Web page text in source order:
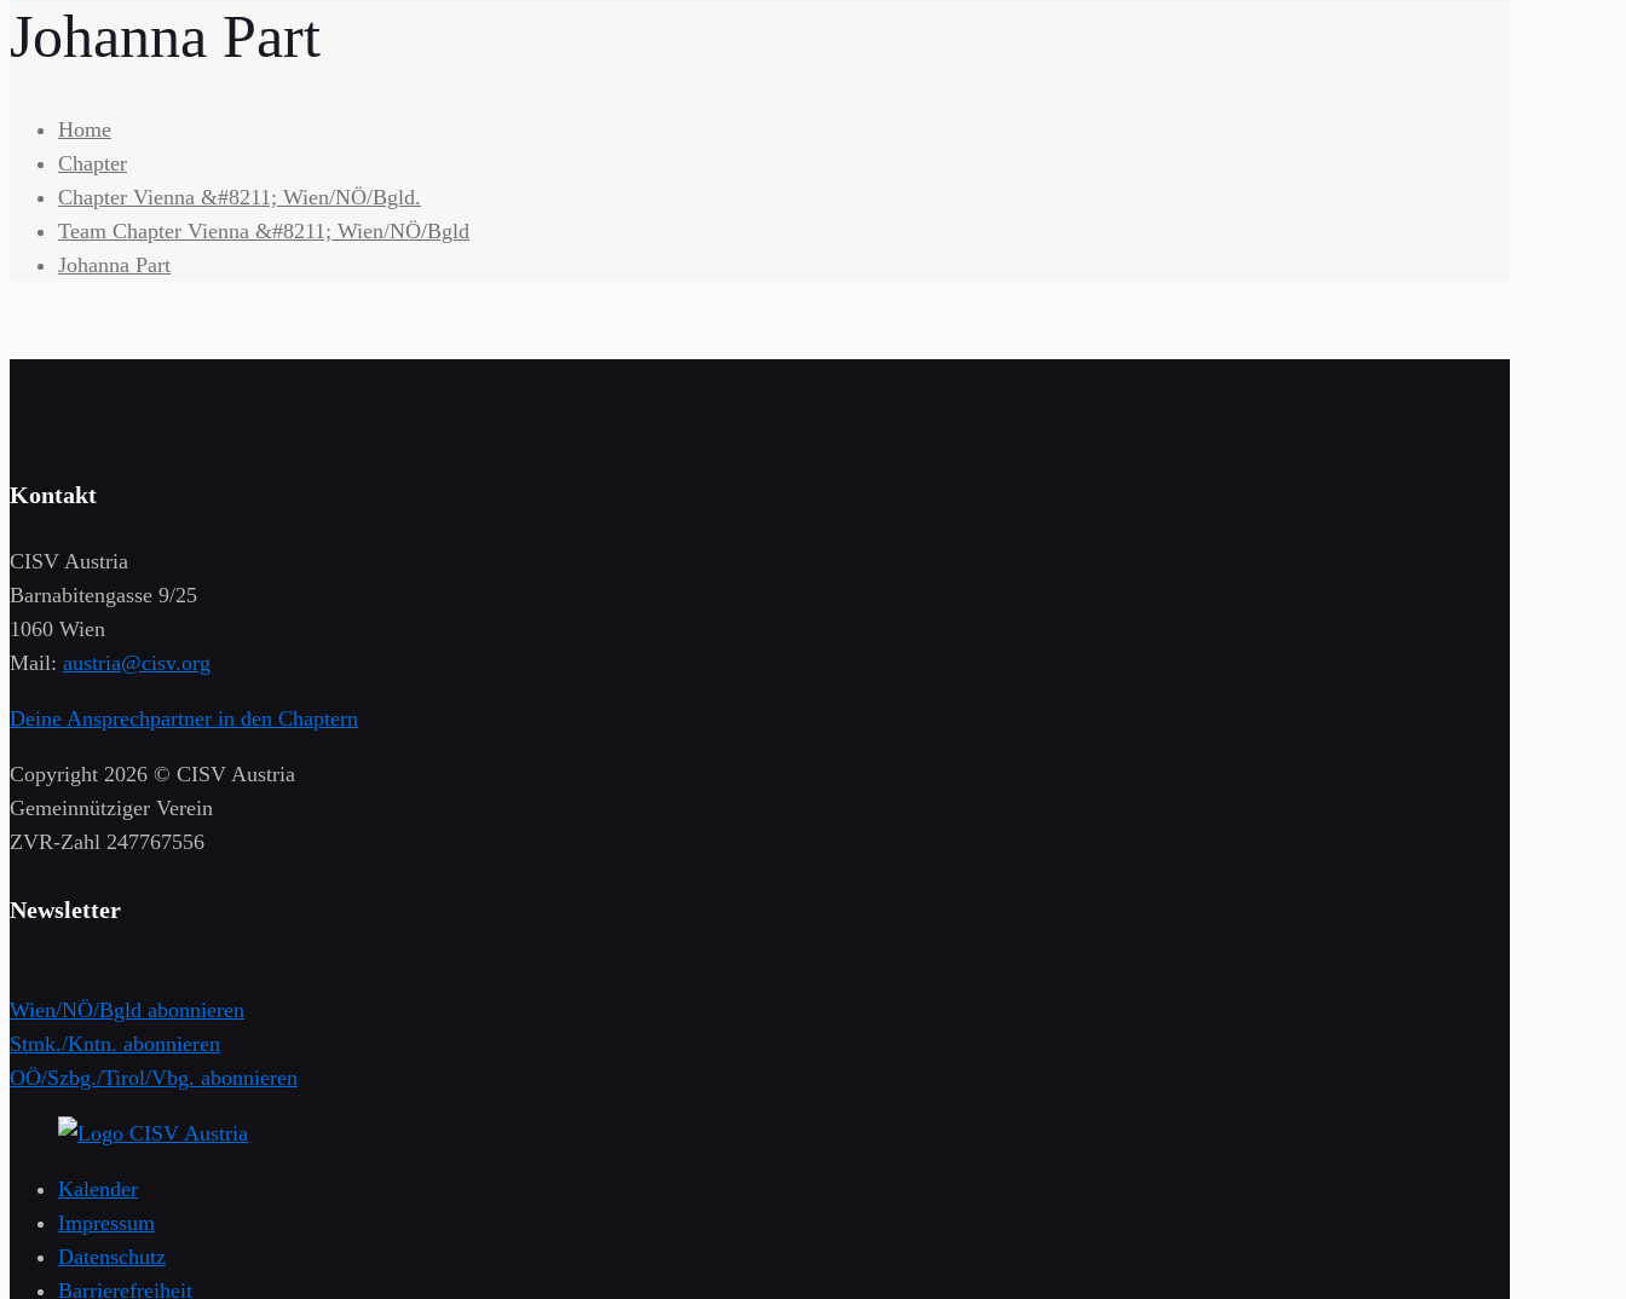
Johanna Part
Home
Chapter
Chapter Vienna &#8211; Wien/NÖ/Bgld.
Team Chapter Vienna &#8211; Wien/NÖ/Bgld
Johanna Part
Kontakt
CISV Austria
Barnabitengasse 9/25
1060 Wien
Mail: austria@cisv.org
Deine Ansprechpartner in den Chaptern
Copyright 2026 © CISV Austria
Gemeinnütziger Verein
​ZVR-Zahl 247767556
Newsletter
Wien/NÖ/Bgld abonnieren
Stmk./Kntn. abonnieren
OÖ/Szbg./Tirol/Vbg. abonnieren
Kalender
Impressum
Datenschutz
Barrierefreiheit